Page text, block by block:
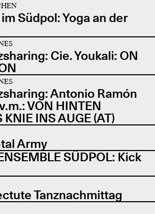
Südpol: Yoga an der
Cie. Youkali: ON
Antonio Ramón
VON HINTEN
KNIE INS AUGE (AT)
Army
SÜDPOL: Kick
Tanznachmittag